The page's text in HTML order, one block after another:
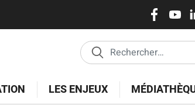
principal
Réseaux
sociaux
LES ENJEUX